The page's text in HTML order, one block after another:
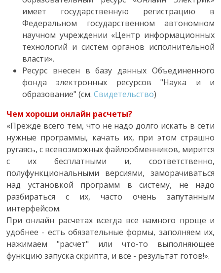
имеет государственную регистрацию в
Федеральном государственном автономном
научном учреждении «Центр информационных
технологий и систем органов исполнительной
власти».
Ресурс внесен в базу данных Объединенного
фонда электронных ресурсов "Наука и и
образование" (см. Свидетельство)
Чем хороши онлайн расчеты?
«Прежде всего тем, что не надо долго искать в сети
нужные программы, качать их, при этом страшно
ругаясь, с всевозможных файлообменников, мирится
с их бесплатными и, соответственно,
полуфункциональными версиями, заморачиваться
над установкой программ в систему, не надо
разбираться с их, часто очень запутанным
интерфейсом.
При онлайн расчетах всегда все намного проще и
удобнее - есть обязательные формы, заполняем их,
нажимаем "расчет" или что-то выполняющее
функцию запуска скрипта, и все - результат готов!».